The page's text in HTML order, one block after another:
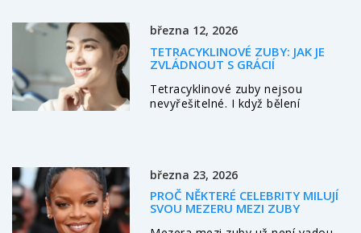
bohatý na antioxidanty. Tento
článek se podívá na to, jak může
hřebíček zlepšit různé aspekty
zdraví.
března 12, 2026
TETRACYKLINOVÉ ZUBY: JAK JE
ZVLÁDNOUT S GRÁCIÍ
Tetracyklinové zuby nejsou
nevyřešitelné. I když bělení
března 23, 2026
PROČ NĚKTERÉ CELEBRITY MILUJÍ
SVOU MEZERU MEZI ZUBY